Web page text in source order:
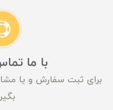
با ما
برای ثبت سفارش و یا